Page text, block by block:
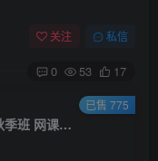
关注 私信
0 53 17
李伟 2026高三 高考化学 一轮A+尖端秋季班 网课视频
已售 775